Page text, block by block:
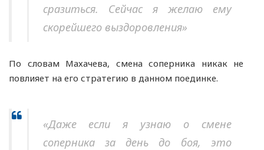
сразиться. Сейчас я желаю ему
скорейшего выздоровления»
По словам Махачева, смена соперника никак не
повлияет на его стратегию в данном поединке.
«Даже если я узнаю о смене
соперника за день до боя, это